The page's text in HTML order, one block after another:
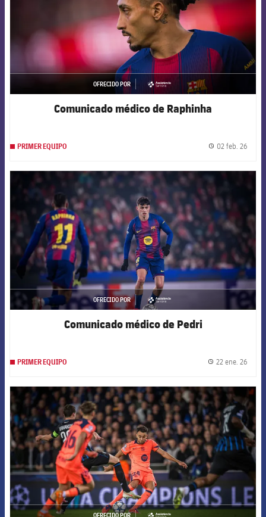
OFRECIDO POR
asistencia
Comunicado médico de Raphinha
PRIMER EQUIPO 02 feb. 26
FCB Barcelona badge
OFRECIDO POR
asistencia
Comunicado médico de Pedri
PRIMER EQUIPO 22 ene. 26
FCB Barcelona badge
OFRECIDO POR